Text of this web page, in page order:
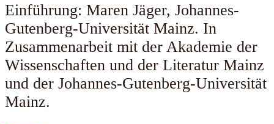
Einführung: Maren Jäger, Johannes-
Gutenberg-Universität Mainz. In
Zusammenarbeit mit der Akademie der
Wissenschaften und der Literatur Mainz
und der Johannes-Gutenberg-Universität
Mainz.